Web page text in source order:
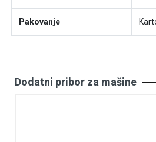
Pakovanje
Dodatni pribor za mašine